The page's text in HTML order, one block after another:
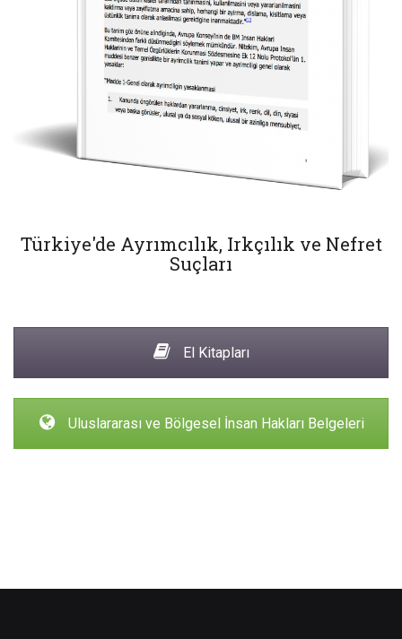
Türkiye'de Ayrımcılık, Irkçılık ve Nefret
Suçları
El Kitapları
Uluslararası ve Bölgesel İnsan Hakları Belgeleri